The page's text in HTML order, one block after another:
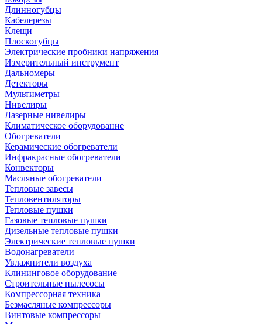
Длинногубцы
Кабелерезы
Клещи
Плоскогубцы
Электрические пробники напряжения
Измерительный инструмент
Дальномеры
Детекторы
Мультиметры
Нивелиры
Лазерные нивелиры
Климатическое оборудование
Обогреватели
Керамические обогреватели
Инфракрасные обогреватели
Конвекторы
Масляные обогреватели
Тепловые завесы
Тепловентиляторы
Тепловые пушки
Газовые тепловые пушки
Дизельные тепловые пушки
Электрические тепловые пушки
Водонагреватели
Увлажнители воздуха
Клининговое оборудование
Строительные пылесосы
Компрессорная техника
Безмасляные компрессоры
Винтовые компрессоры